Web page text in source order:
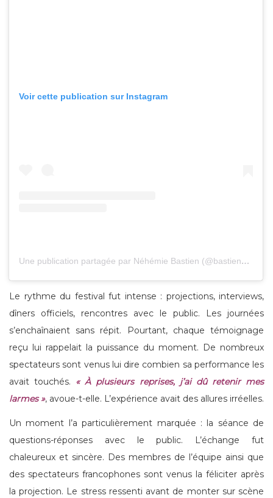
Voir cette publication sur Instagram
Une publication partagée par Néhémie Bastien (@bastiennehemie)
Le rythme du festival fut intense : projections, interviews,
dîners officiels, rencontres avec le public. Les journées
s’enchaînaient sans répit. Pourtant, chaque témoignage
reçu lui rappelait la puissance du moment. De nombreux
spectateurs sont venus lui dire combien sa performance les
avait touchés. « À plusieurs reprises, j’ai dû retenir mes
larmes », avoue-t-elle. L’expérience avait des allures irréelles.
Un moment l’a particulièrement marquée : la séance de
questions-réponses avec le public. L’échange fut
chaleureux et sincère. Des membres de l’équipe ainsi que
des spectateurs francophones sont venus la féliciter après
la projection. Le stress ressenti avant de monter sur scène